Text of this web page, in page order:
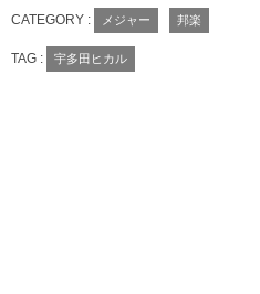
CATEGORY : メジャー 邦楽
TAG : 宇多田ヒカル